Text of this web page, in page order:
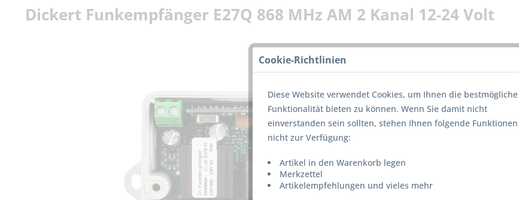
Dickert Funkempfänger E27Q 868 MHz AM 2 Kanal 12-24 Volt
inkl.
Cookie-Richtlinien
Diese Website verwendet Cookies, um Ihnen die bestmögliche
Funktionalität bieten zu können. Wenn Sie damit nicht
einverstanden sein sollten, stehen Ihnen folgende Funktionen
nicht zur Verfügung:
Artikel in den Warenkorb legen
Merkzettel
Artikelempfehlungen und vieles mehr